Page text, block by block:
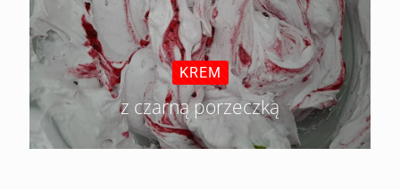
KREM
z czarną porzeczką